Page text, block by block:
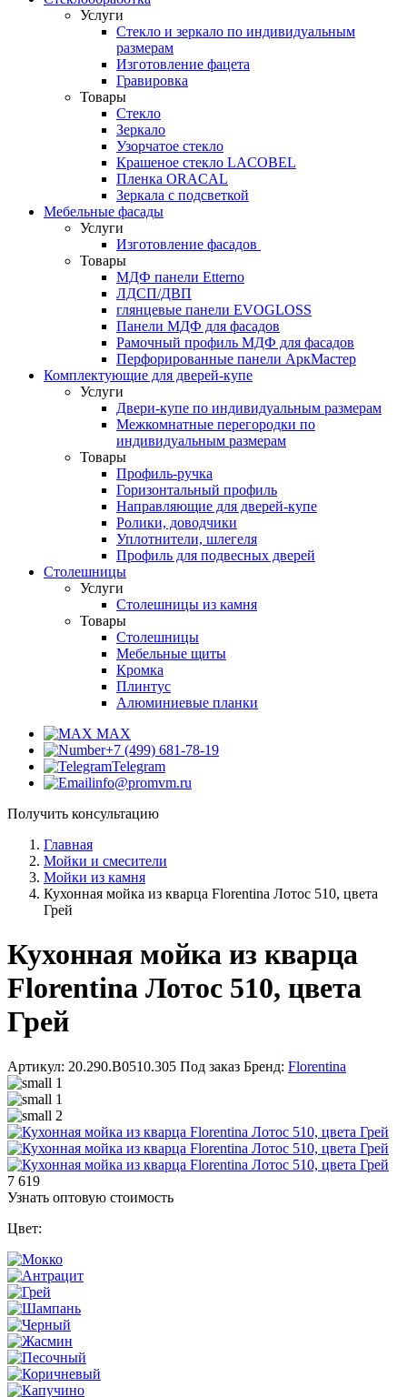
Услуги
Стекло и зеркало по индивидуальным
размерам
Изготовление фацета
Гравировка
Товары
Стекло
Зеркало
Узорчатое стекло
Крашеное стекло LACOBEL
Пленка ORACAL
Зеркала с подсветкой
Мебельные фасады
Услуги
Изготовление фасадов
Товары
МДФ панели Etterno
ЛДСП/ДВП
глянцевые панели EVOGLOSS
Панели МДФ для фасадов
Рамочный профиль МДФ для фасадов
Перфорированные панели АркМастер
Комплектующие для дверей-купе
Услуги
Двери-купе по индивидуальным размерам
Межкомнатные перегородки по
индивидуальным размерам
Товары
Профиль-ручка
Горизонтальный профиль
Направляющие для дверей-купе
Ролики, доводчики
Уплотнители, шлегеля
Профиль для подвесных дверей
Столешницы
Услуги
Столешницы из камня
Товары
Столешницы
Мебельные щиты
Кромка
Плинтус
Алюминиевые планки
MAX
+7 (499) 681-78-19
Telegram
info@promvm.ru
Получить консультацию
Главная
Мойки и смесители
Мойки из камня
Кухонная мойка из кварца Florentina Лотос 510, цвета
Грей
Кухонная мойка из кварца
Florentina Лотос 510, цвета
Грей
Артикул: 20.290.B0510.305 Под заказ Бренд: Florentina
7 619
Узнать оптовую стоимость
Цвет: